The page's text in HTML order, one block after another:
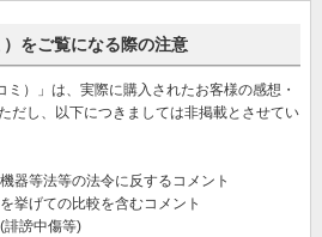
をご覧になる際の注意
ミ）」は、実際に購入されたお客様の感想・
だし、以下につきましては非掲載とさせてい
器等法等の法令に反するコメント
挙げての比較を含むコメント
誹謗中傷等)